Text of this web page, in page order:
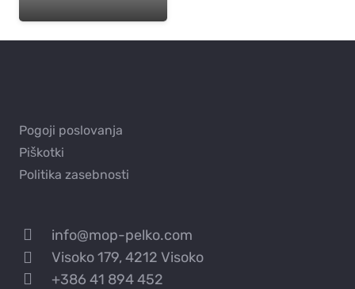
Pogoji poslovanja
Piškotki
Politika zasebnosti
info@mop-pelko.com
Visoko 179, 4212 Visoko
+386 41 894 452